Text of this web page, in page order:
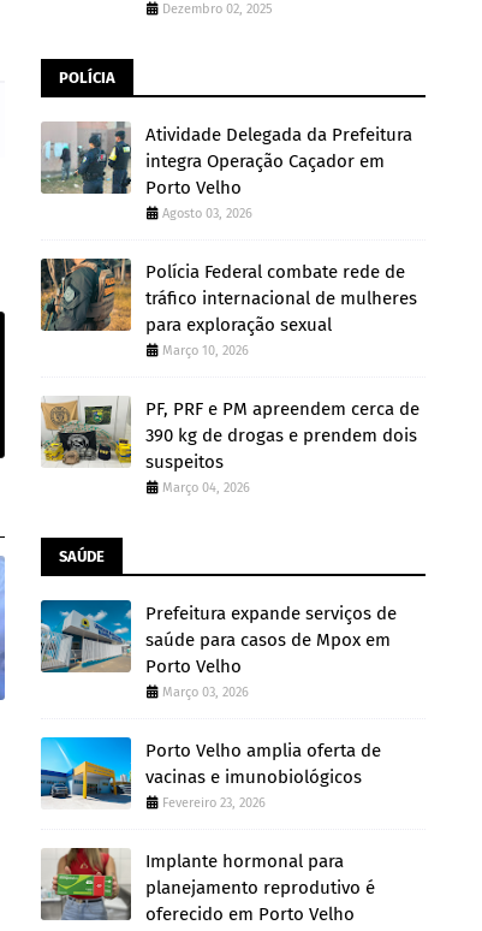
Dezembro 02, 2025
POLÍCIA
Atividade Delegada da Prefeitura
integra Operação Caçador em
Porto Velho
Agosto 03, 2026
Polícia Federal combate rede de
tráfico internacional de mulheres
para exploração sexual
Março 10, 2026
PF, PRF e PM apreendem cerca de
390 kg de drogas e prendem dois
suspeitos
Março 04, 2026
SAÚDE
Prefeitura expande serviços de
saúde para casos de Mpox em
Porto Velho
Março 03, 2026
Porto Velho amplia oferta de
vacinas e imunobiológicos
Fevereiro 23, 2026
Implante hormonal para
planejamento reprodutivo é
oferecido em Porto Velho